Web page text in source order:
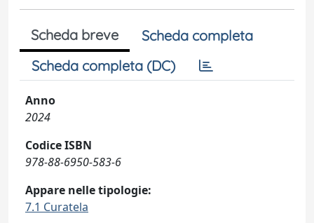
Scheda breve
Scheda completa
Scheda completa (DC)
Anno
2024
Codice ISBN
978-88-6950-583-6
Appare nelle tipologie:
7.1 Curatela